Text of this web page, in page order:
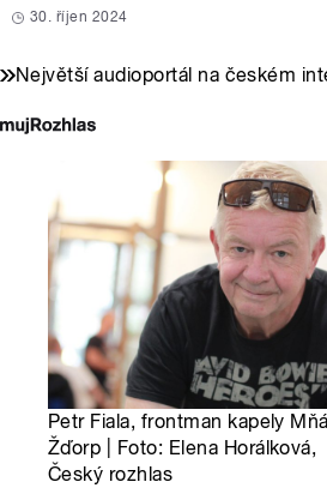
30. říjen 2024
Největší audioportál na českém
Petr Fiala, frontman kapely
Žďorp | Foto: Elena Horálková,
Český rozhlas